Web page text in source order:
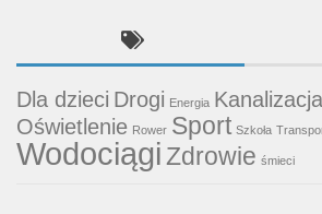
Dla dzieci Drogi Energia Kanalizacja
Oświetlenie Rower Sport Szkoła
WodociągiZdrowie śmieci